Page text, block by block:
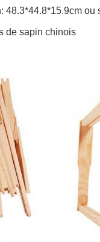
48.3*44.8*15.9cm ou
de sapin chinois